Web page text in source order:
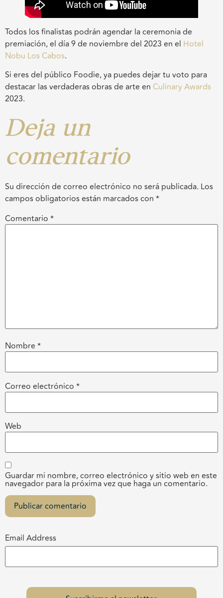
Todos los finalistas podrán agendar la ceremonia de
premiación, el día 9 de noviembre del 2023 en el Hotel
Nobu Los Cabos.
Si eres del público Foodie, ya puedes dejar tu voto para
destacar las verdaderas obras de arte en Culinary Awards
2023.
Deja un
comentario
Su dirección de correo electrónico no será publicada. Los
campos obligatorios están marcados con *
Comentario *
Nombre *
Correo electrónico *
Web
Guardar mi nombre, correo electrónico y sitio web en este
navegador para la próxima vez que haga un comentario.
Email Address